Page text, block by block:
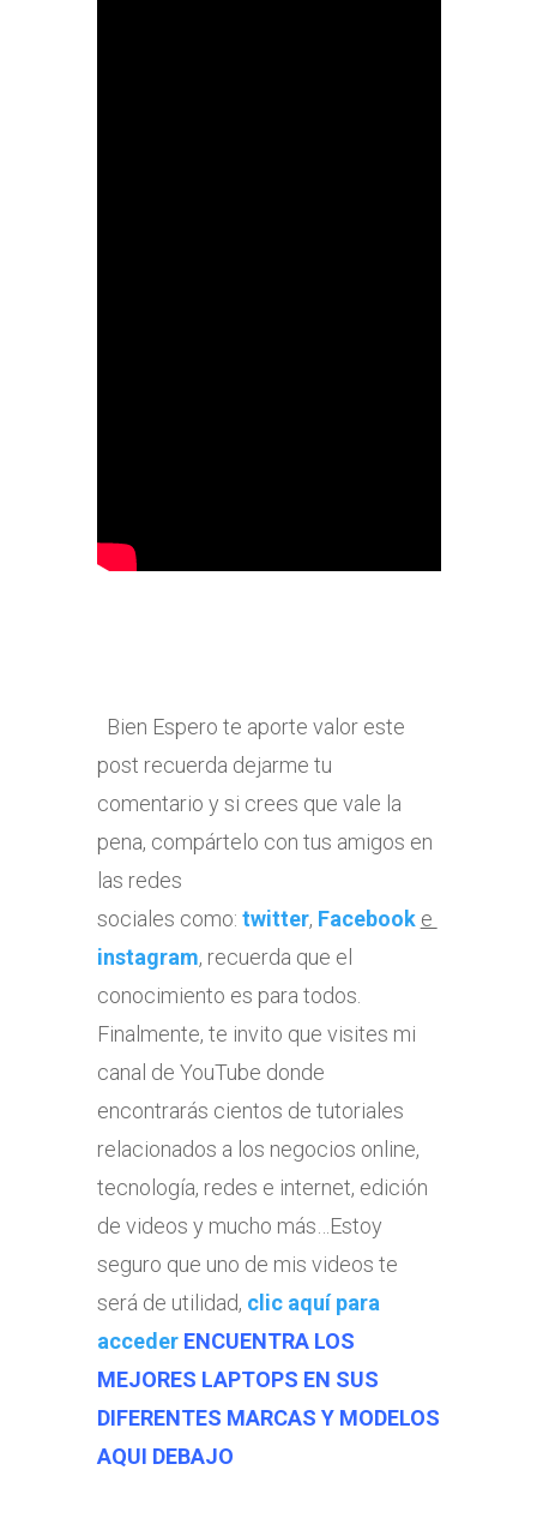
Bien Espero te aporte valor este
post recuerda dejarme tu
comentario y si crees que vale la
pena, compártelo con tus amigos en
las redes
sociales como: twitter, Facebook e
instagram, recuerda que el
conocimiento es para todos.
Finalmente, te invito que visites mi
canal de YouTube donde
encontrarás cientos de tutoriales
relacionados a los negocios online,
tecnología, redes e internet, edición
de videos y mucho más…Estoy
seguro que uno de mis videos te
será de utilidad, clic aquí para
acceder ENCUENTRA LOS
MEJORES LAPTOPS EN SUS
DIFERENTES MARCAS Y MODELOS
AQUI DEBAJO